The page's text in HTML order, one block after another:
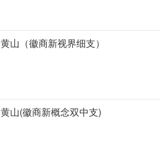
黄山（徽商新视界细支）
黄山(徽商新概念双中支)